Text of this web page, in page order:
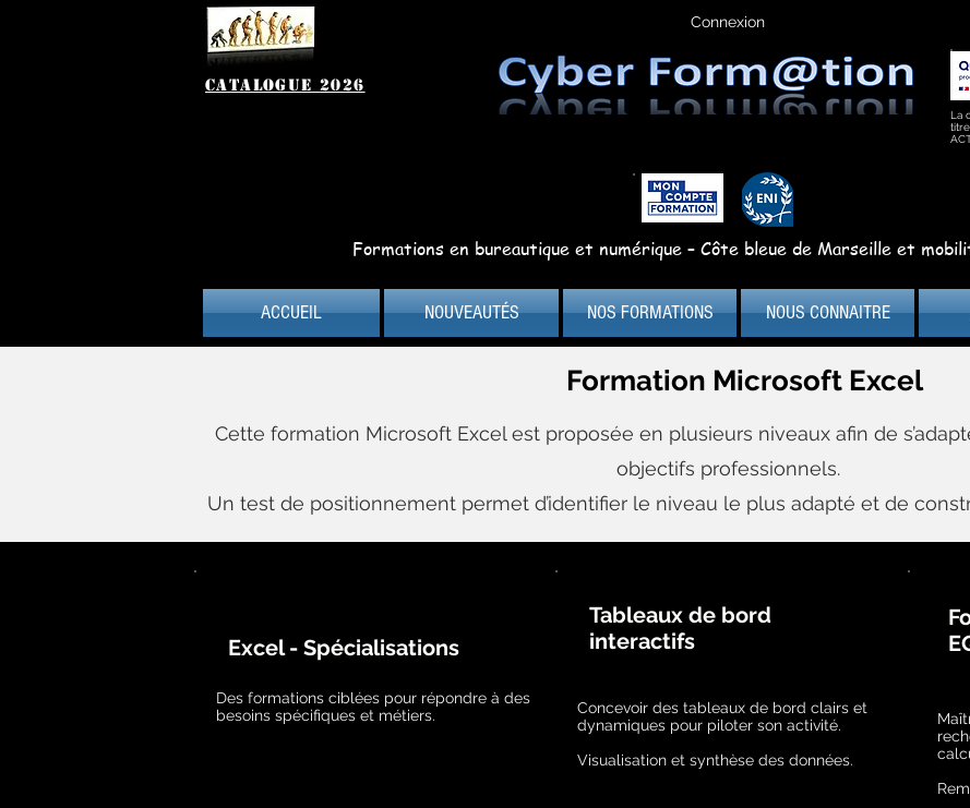
catalogue 2026
Connexion
La
Formations en bureautique et numérique – Côte bleue de Marseille et
ACCUEIL NOUVEAUTÉS NOS FORMATIONS NOUS CONNAITRE
Formation Microsoft Excel
Cette formation Microsoft Excel est proposée en plusieurs niveaux afin de
objectifs professionnels.
Un test de positionnement permet d’identifier le niveau le plus adapté et de
Excel - Spécialisations
Des formations ciblées pour répondre à des
besoins spécifiques et métiers.
Tableaux de bord
interactifs
Concevoir des tableaux de bord clairs et
dynamiques pour piloter son activité.
Visualisation et synthèse des données.